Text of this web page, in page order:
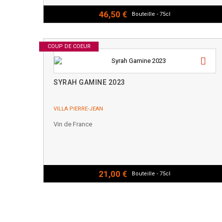
46,50 € Bouteille - 75cl
COUP DE COEUR
SYRAH GAMINE 2023
VILLA PIERRE-JEAN
Vin de France
21,00 € Bouteille - 75cl